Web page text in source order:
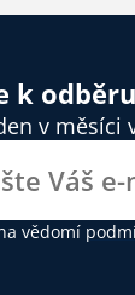
k
v měsíci
vědomí